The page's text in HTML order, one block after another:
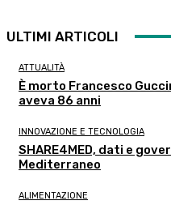
ULTIMI ARTICOLI
ATTUALITÀ
È morto Francesco
aveva 86 anni
INNOVAZIONE E TECNOLOGIA
SHARE4MED, dati e
Mediterraneo
ALIMENTAZIONE